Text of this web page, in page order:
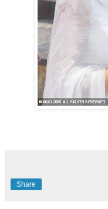
Share